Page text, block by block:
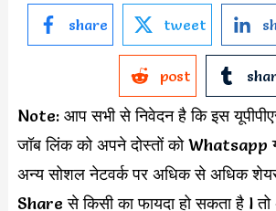
share tweet
post
Note: आप सभी से निवेदन है कि इस
जॉब लिंक को अपने दोस्तों को
अन्य सोशल नेटवर्क पर अधिक से अधिक
Share से किसी का फायदा हो सकता है l